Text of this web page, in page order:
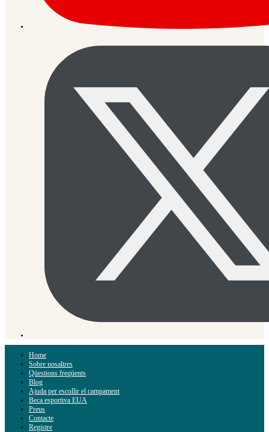
Home
Sobre nosaltres
Qüestions freqüents
Blog
Ajuda per escollir el campament
Beca esportiva EUA
Preus
Contacte
Registre